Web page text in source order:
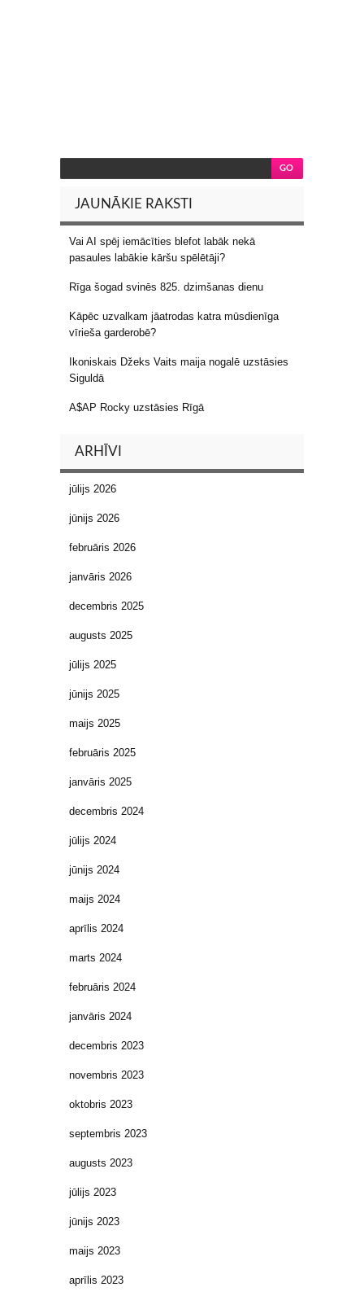
JAUNĀKIE RAKSTI
Vai AI spēj iemācīties blefot labāk nekā
pasaules labākie kāršu spēlētāji?
Rīga šogad svinēs 825. dzimšanas dienu
Kāpēc uzvalkam jāatrodas katra mūsdienīga
vīrieša garderobē?
Ikoniskais Džeks Vaits maija nogalē uzstāsies
Siguldā
A$AP Rocky uzstāsies Rīgā
ARHĪVI
jūlijs 2026
jūnijs 2026
februāris 2026
janvāris 2026
decembris 2025
augusts 2025
jūlijs 2025
jūnijs 2025
maijs 2025
februāris 2025
janvāris 2025
decembris 2024
jūlijs 2024
jūnijs 2024
maijs 2024
aprīlis 2024
marts 2024
februāris 2024
janvāris 2024
decembris 2023
novembris 2023
oktobris 2023
septembris 2023
augusts 2023
jūlijs 2023
jūnijs 2023
maijs 2023
aprīlis 2023